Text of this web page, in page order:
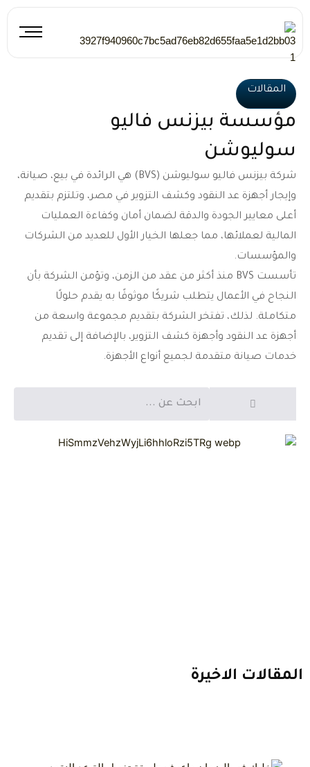
المحتوى
المقالات
مؤسسة بيزنس فاليو
سوليوشن
شركة بيزنس فاليو سوليوشن (BVS) هي الرائدة في بيع، صيانة،
وإيجار أجهزة عد النقود وكشف التزوير في مصر، وتلتزم بتقديم
أعلى معايير الجودة والدقة لضمان أمان وكفاءة العمليات
المالية لعملائها، مما جعلها الخيار الأول للعديد من الشركات
والمؤسسات.
تأسست BVS منذ أكثر من عقد من الزمن، وتؤمن الشركة بأن
النجاح في الأعمال يتطلب شريكًا موثوقًا به يقدم حلولًا
متكاملة. لذلك، تفتخر الشركة بتقديم مجموعة واسعة من
أجهزة عد النقود وأجهزة كشف التزوير، بالإضافة إلى تقديم
خدمات صيانة متقدمة لجميع أنواع الأجهزة.
المقالات الاخيرة